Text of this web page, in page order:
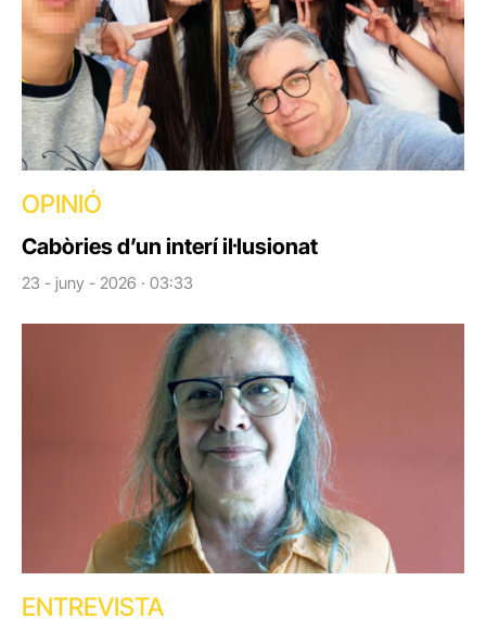
OPINIÓ
Cabòries d’un interí il·lusionat
23 - juny - 2026 · 03:33
ENTREVISTA